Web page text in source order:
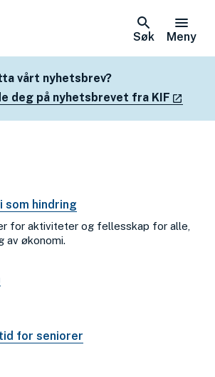
Søk Meny
vårt nyhetsbrev?
deg på nyhetsbrevet fra KIF
som hindring
for aktiviteter og fellesskap for alle,
av økonomi.
for seniorer